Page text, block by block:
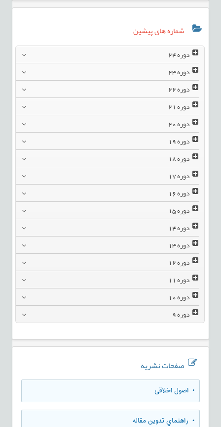
شماره های پیشین
دوره24
دوره23
دوره22
دوره21
دوره20
دوره19
دوره18
دوره17
دوره16
دوره15
دوره14
دوره13
دوره12
دوره11
دوره10
دوره9
صفحات نشریه
• اصول اخلاقی
• راهنماي تدوين مقاله